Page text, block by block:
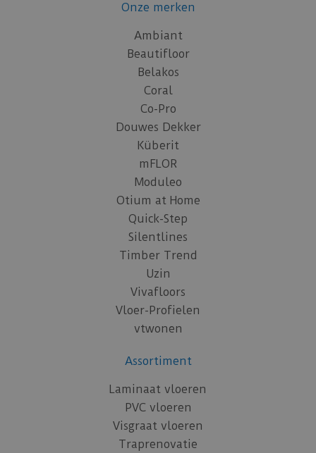
Onze merken
Ambiant
Beautifloor
Belakos
Coral
Co-Pro
Douwes Dekker
Küberit
mFLOR
Moduleo
Otium at Home
Quick-Step
Silentlines
Timber Trend
Uzin
Vivafloors
Vloer-Profielen
vtwonen
Assortiment
Laminaat vloeren
PVC vloeren
Visgraat vloeren
Traprenovatie